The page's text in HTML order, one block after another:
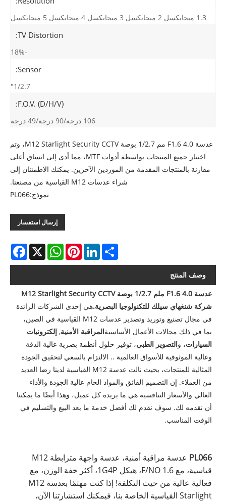
1.3 ميجابكسل 2 ميجابكسل 3 ميجابكسل 4 ميجابكسل 5 ميجابكسل
TV Distortion:
-18%
Sensor:
1/2.7"
F.O.V. (D/H/V):
106 درجة/90 درجة/49 درجة
عدسة F1.6 4.0 مم 1/2.7 بوصة M12 Starlight Security CCTV، وتم
اختبار جميع المنتجات بواسطة أدوات MTF، مما أدى إلى اتساق أعلى
مقارنة بالمنتجات المقدمة من الموردين الآخرين. يمكنك الاطمئنان إلى
شراء عدسات M12 القياسية من مصنعنا.
نموذج:PL066
إرسال استفسار
X
WhatsAppPinterestLinkedInShare
وصف المنتج
عدسة F1.6 4.0 ملم 1/2.7 بوصة M12 Starlight Security CCTV
شركة شنغهاي سيلك للتكنولوجيا البصرية.هي إحدى الشركات الرائدة
في مجال تصنيع وتوريد وتصدير عدسات M12 القياسية في الصين،
بما في ذلك مجالات الأعمال الأساسيةالمراقبة الأمنية,إلكترونيات
السيارات، والتصوير الطبي، توفير حلول أنظمة بصرية عالية الدقة
وعالية الموثوقية للأسواق العالمية .. الالتزام بالسعي لتحقيق الجودة
المثالية للمنتجات، بحيث نالت عدسة M12 القياسية لدينا رضا العديد
من العملاء. إن التصميم الفائق والمواد الخام عالية الجودة والأداء
العالي والأسعار التنافسية هي ما يريده كل عميل، وهذا أيضًا ما يمكننا
أن نقدمه لك. سوف نقدم لك أفضل خدمة ما بعد البيع والتسليم في
الوقت المناسب.
PL066
عدسة مراقبة أمنية، عدسة واجهة مترابطة M12
قياسية، مع 1.6 F/NO، هيكل 1G4P، أكثر خفة الوزن، مع
فعالية عالية من حيث التكلفة! إذا كنت مهتمًا بعدسة M12
Starlight القياسية الخاصة بنا، فيمكنك استشارتنا الآن،